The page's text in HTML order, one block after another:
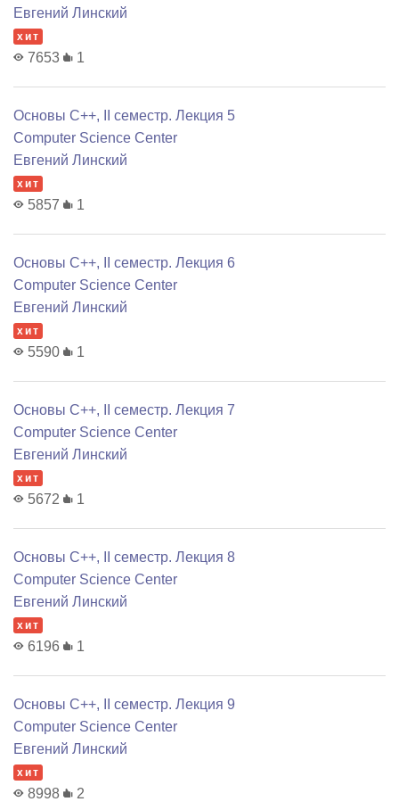
Евгений Линский
хит
7653 1
Основы C++, II семестр. Лекция 5
Computer Science Center
Евгений Линский
хит
5857 1
Основы C++, II семестр. Лекция 6
Computer Science Center
Евгений Линский
хит
5590 1
Основы C++, II семестр. Лекция 7
Computer Science Center
Евгений Линский
хит
5672 1
Основы C++, II семестр. Лекция 8
Computer Science Center
Евгений Линский
хит
6196 1
Основы C++, II семестр. Лекция 9
Computer Science Center
Евгений Линский
хит
8998 2